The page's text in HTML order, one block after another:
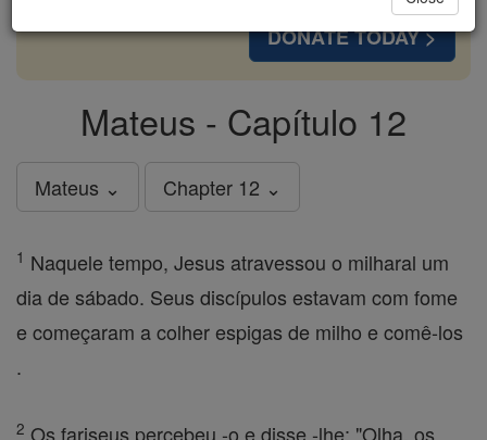
DONATE TODAY >
Mateus - Capítulo 12
Mateus ⌄ Chapter 12 ⌄
1 Naquele tempo, Jesus atravessou o milharal um
dia de sábado. Seus discípulos estavam com fome
e começaram a colher espigas de milho e comê-los
.
2 Os fariseus percebeu -o e disse -lhe: "Olha, os